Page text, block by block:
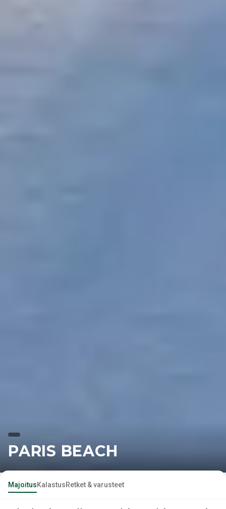
PARIS BEACH
MajoitusKalastusRetket & varusteet